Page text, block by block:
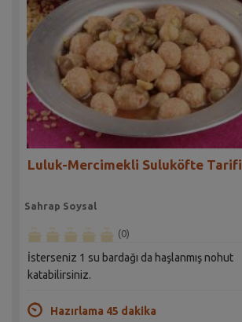
Luluk-Mercimekli Suluköfte Tarifi
Sahrap Soysal
(0)
İsterseniz 1 su bardağı da haşlanmış nohut
katabilirsiniz.
Hazırlama 45 dakika